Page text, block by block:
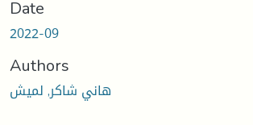
Date
2022-09
Authors
هاني شاكر, لميش